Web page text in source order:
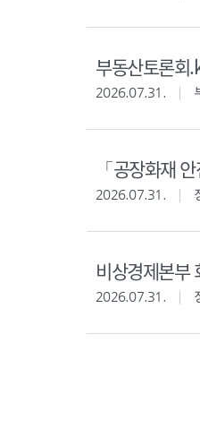
부동산토론회
2026.07.31.
「공장화재
2026.07.31.
비상경제본부
2026.07.31.